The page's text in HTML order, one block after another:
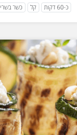
כ-60 דקות קל כשר בשרי